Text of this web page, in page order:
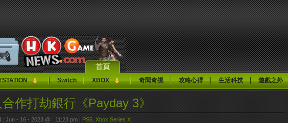
首頁
Switch XBOX 奇聞奇視 攻略心得 生活科技 遊戲之外
作打劫銀行《Payday 3》
: Jun - 16 - 2023 @ : 11:23 pm | PS5 Xbox Series X